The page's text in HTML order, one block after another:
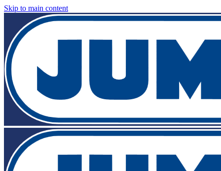
Skip to main content